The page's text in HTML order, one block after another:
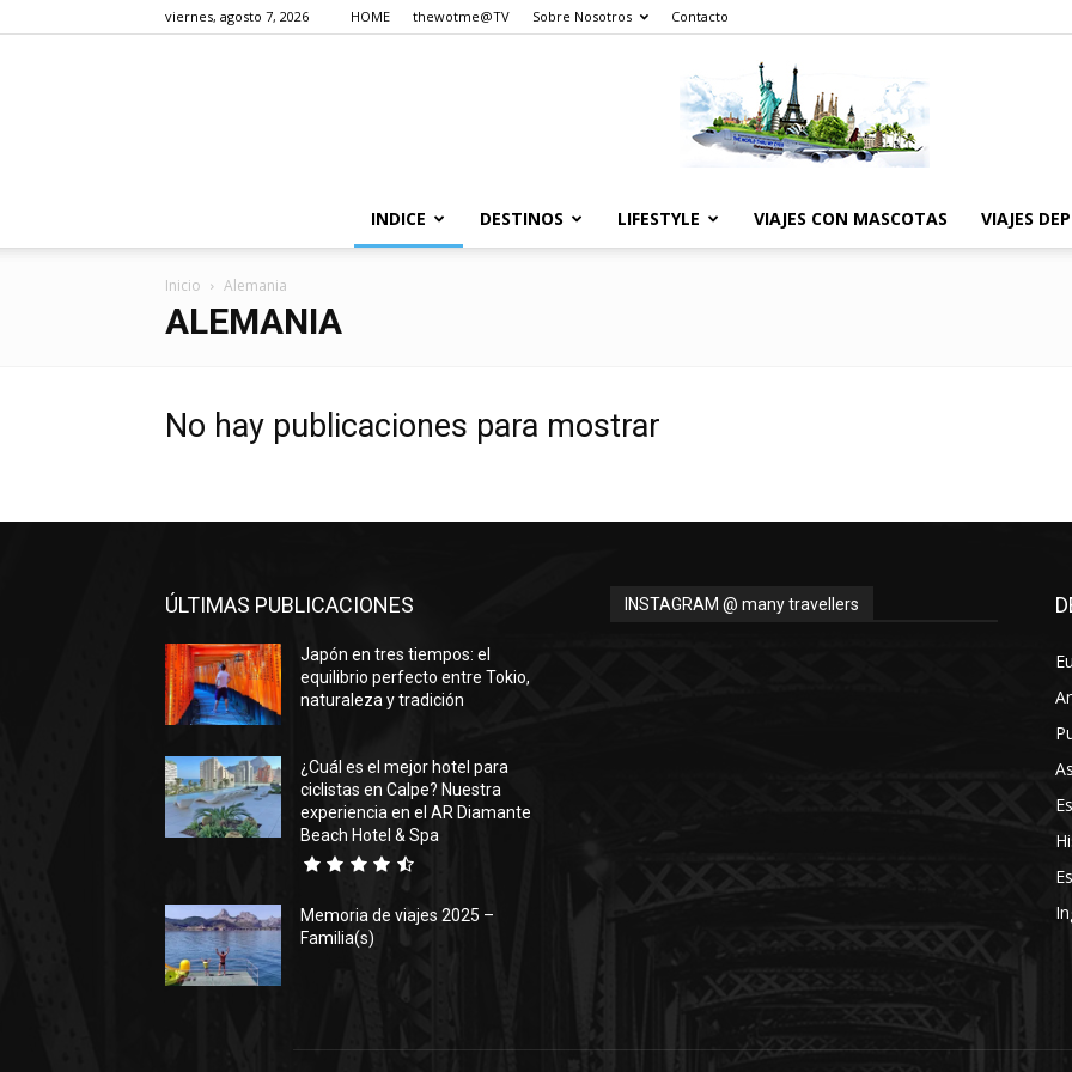
viernes, agosto 7, 2026 HOME thewotme@TV Sobre Nosotros Contacto
The
INDICE DESTINOS LIFESTYLE VIAJES CON MASCOTAS VIAJES
Inicio Alemania
ALEMANIA
No hay publicaciones para mostrar
ÚLTIMAS PUBLICACIONES
Japón en tres tiempos: el
equilibrio perfecto entre Tokio,
naturaleza y tradición
¿Cuál es el mejor hotel para
ciclistas en Calpe? Nuestra
experiencia en el AR Diamante
Beach Hotel & Spa
Memoria de viajes 2025 –
Familia(s)
INSTAGRAM @ many travellers